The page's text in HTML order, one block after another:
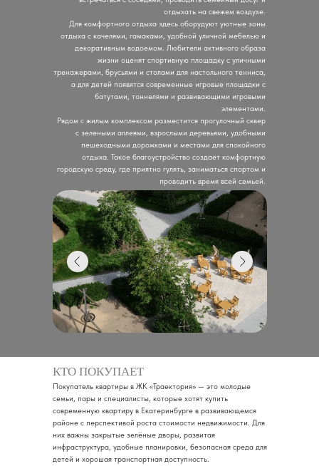
отдыхать на свежем воздухе.
Для комфортного отдыха здесь оборудуют уютные зоны
отдыха с качелями, гамаками, удобной уличной мебелью и
декоративным водоемом. Любители активного образа
жизни оценят спортивную площадку с уличными
тренажерами, брусьями и столами для настольного тенниса,
а для детей появятся современные игровые площадки с
батутами, тоннелями и развивающими игровыми
элементами.
Рядом с жилым комплексом разместится прогулочный сквер
с зелеными аллеями, взрослыми деревьями, удобными
пешеходными дорожками и местами для спокойного
отдыха. Такое благоустройство создает комфортную
городскую среду, где приятно гулять, заниматься спортом и
проводить время всей семьей.
Покупатель квартиры в ЖК «Траектория» — это молодые
семьи, пары и специалисты, которые хотят купить
современную квартиру в Екатеринбурге в развивающемся
районе с перспективой роста стоимости недвижимости. Для
них важны закрытые зелёные дворы, развитая
инфраструктура, удобные планировки, безопасная среда для
детей и хорошая транспортная доступность.
КТО ПОКУПАЕТ